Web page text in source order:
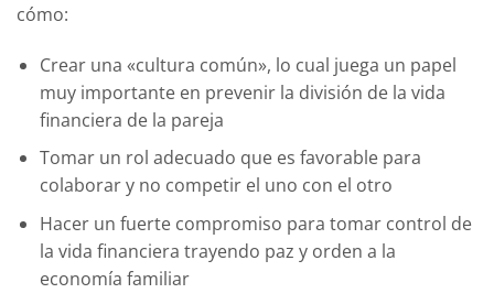
cómo:
Crear una «cultura común», lo cual juega un papel
muy importante en prevenir la división de la vida
financiera de la pareja
Tomar un rol adecuado que es favorable para
colaborar y no competir el uno con el otro
Hacer un fuerte compromiso para tomar control de
la vida financiera trayendo paz y orden a la
economía familiar